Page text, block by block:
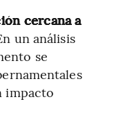
cercana a
un análisis
se
impacto